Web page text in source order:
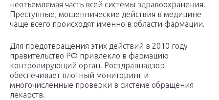
неотъемлемая часть всей системы здравоохранения.
Преступные, мошеннические действия в медицине
чаще всего происходят именно в области фармации.
Для предотвращения этих действий в 2010 году
правительство РФ привлекло в фармацию
контролирующий орган. Росздравнадзор
обеспечивает плотный мониторинг и
многочисленные проверки в системе обращения
лекарств.